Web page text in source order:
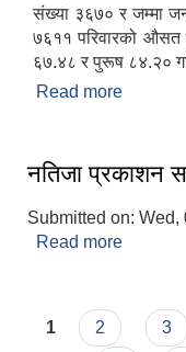
संख्या ३६७० र जम्मा
७६११ परिवारको औसत
६७.४८ र पुरूष ८४.२०
Read more
नतिजा प्रकाशन
Submitted on: Wed,
Read more
Pages
1 2 3